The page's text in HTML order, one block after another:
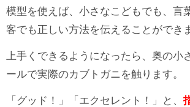
模型を使えば、小さなこどもでも、言
客でも正しい方法を伝えることができ
上手くできるようになったら、奥の小
ールで実際のカブトガニを触ります。
「グッド！」「エクセレント！」と、